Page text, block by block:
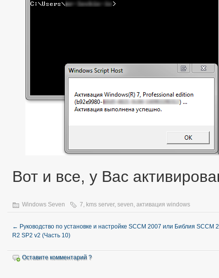
Вот и все, у Вас
Windows Seven 7, kms server, seven, активация windows
← Руководство по установке и настройке SCCM 2007 или Библия SCCM
R2 SP2 v2 (Часть 10)
Оставите комментарий ?